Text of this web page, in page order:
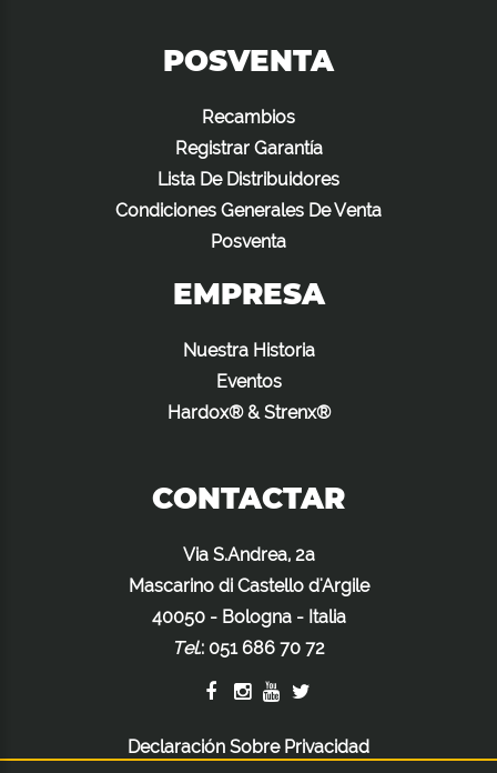
POSVENTA
Recambios
Registrar Garantía
Lista De Distribuidores
Condiciones Generales De Venta
Posventa
EMPRESA
Nuestra Historia
Eventos
Hardox® & Strenx®
CONTACTAR
Via S.Andrea, 2a
Mascarino di Castello d'Argile
40050 - Bologna - Italia
Tel.: 051 686 70 72
Declaración Sobre Privacidad